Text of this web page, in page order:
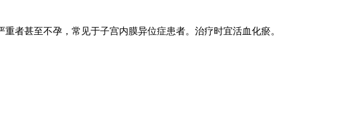
甚至不孕，常见于子宫内膜异位症患者。治疗时宜活血化瘀。